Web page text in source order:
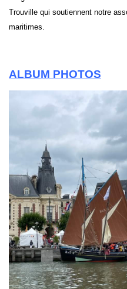
Trouville qui soutiennent notre
maritimes.
ALBUM PHOTOS